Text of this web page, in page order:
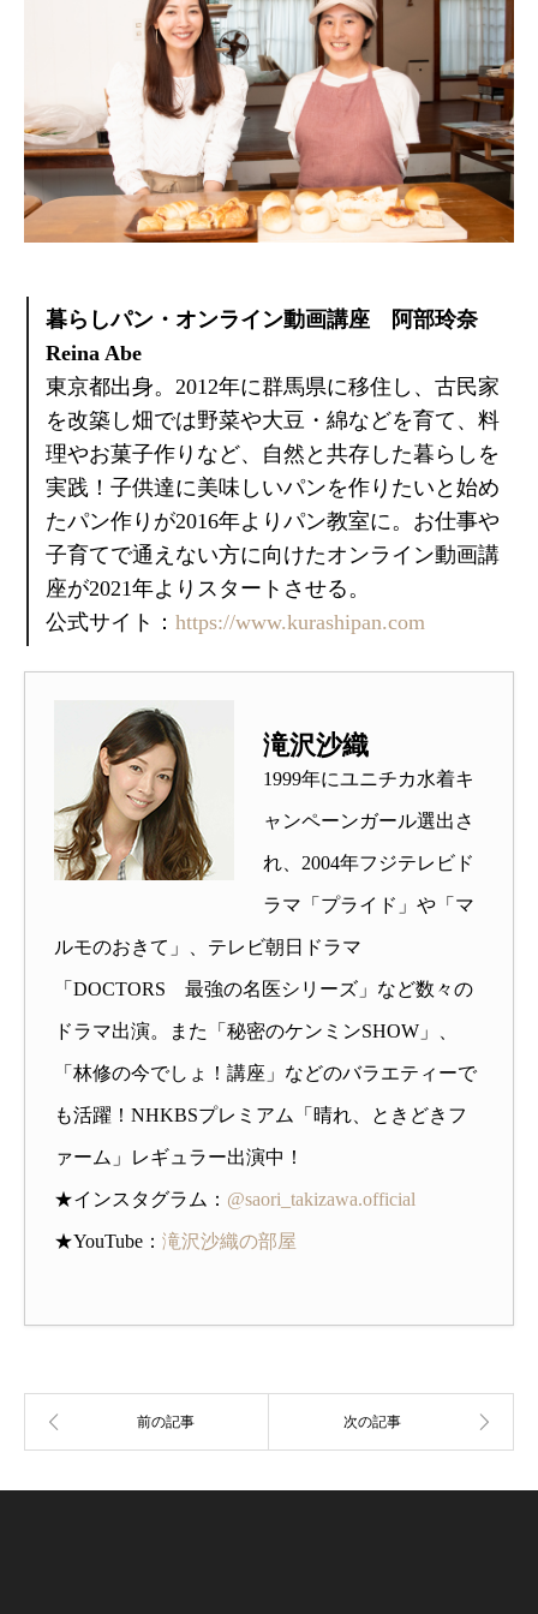
暮らしパン・オンライン動画講座 阿部玲奈
Reina Abe
東京都出身。2012年に群馬県に移住し、古民家
を改築し畑では野菜や大豆・綿などを育て、料
理やお菓子作りなど、自然と共存した暮らしを
実践！子供達に美味しいパンを作りたいと始め
たパン作りが2016年よりパン教室に。お仕事や
子育てで通えない方に向けたオンライン動画講
座が2021年よりスタートさせる。
公式サイト：https://www.kurashipan.com
滝沢沙織
1999年にユニチカ水着キ
ャンペーンガール選出さ
れ、2004年フジテレビド
ラマ「プライド」や「マ
ルモのおきて」、テレビ朝日ドラマ
「DOCTORS 最強の名医シリーズ」など数々の
ドラマ出演。また「秘密のケンミンSHOW」、
「林修の今でしょ！講座」などのバラエティーで
も活躍！NHKBSプレミアム「晴れ、ときどきフ
ァーム」レギュラー出演中！
★インスタグラム： @saori_takizawa.official
★YouTube： 滝沢沙織の部屋